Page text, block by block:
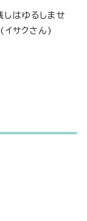
しはゆるしませ
(イサクさん)